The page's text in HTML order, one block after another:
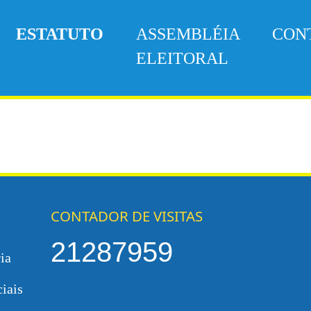
ESTATUTO
ASSEMBLÉIA
ELEITORAL
CONTADOR DE VISITAS
21287959